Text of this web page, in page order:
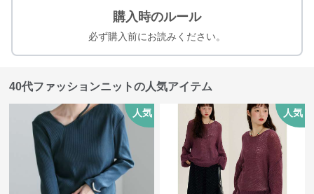
購入時のルール
必ず購入前にお読みください。
40代ファッションニットの人気アイテム
人気 人気